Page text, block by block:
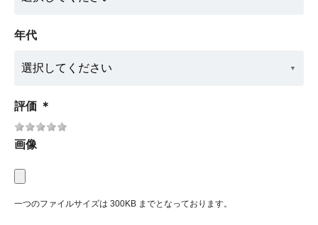
年代
評価 ＊
画像
一つのファイルサイズは 300KB までとなっております。